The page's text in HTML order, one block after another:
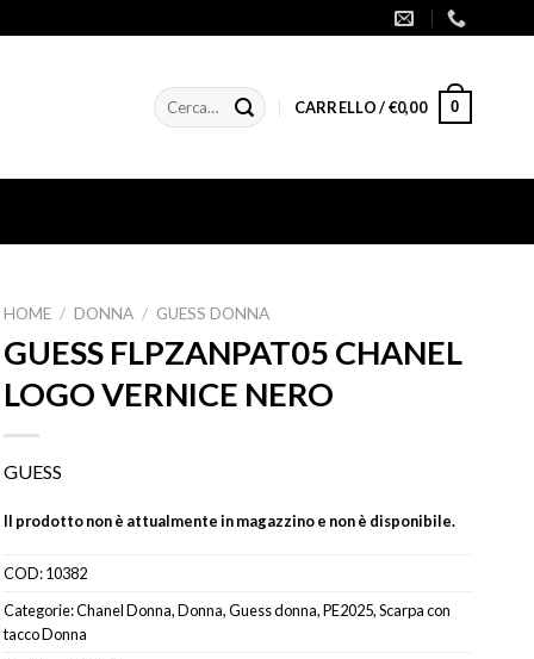
Cerca: CARRELLO /€0,00 0
HOME / DONNA / GUESS DONNA
GUESS FLPZANPAT05 CHANEL
LOGO VERNICE NERO
GUESS
Il prodotto non è attualmente in magazzino e non è disponibile.
COD:10382
Categorie:Chanel Donna,Donna,Guess donna,PE2025,Scarpa con
tacco Donna